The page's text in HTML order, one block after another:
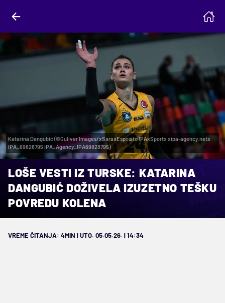
Katarina Dangubić (©Guliver Images/xSaraxEsposito IPAxSportx xipa-agency.netx
IPA_69828795 IPA_Agency_IPA69828795)
LOŠE VESTI IZ TURSKE: KATARINA
DANGUBIĆ DOŽIVELA IZUZETNO TEŠKU
POVREDU KOLENA
VREME ČITANJA: 4MIN | UTO. 05.05.26. | 14:34